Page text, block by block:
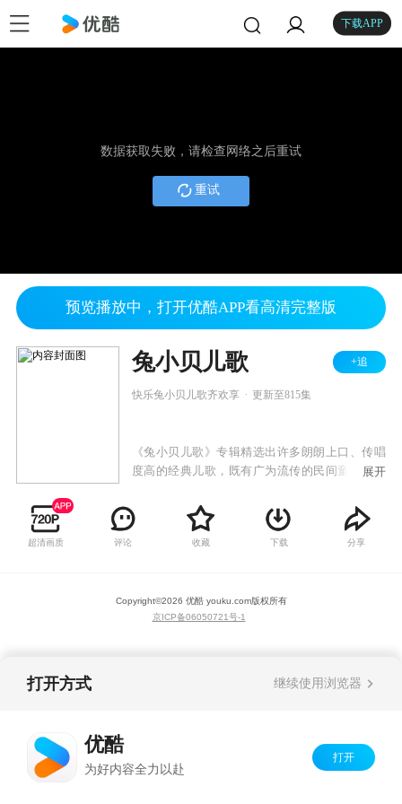
下载APP
数据获取失败，请检查网络之后重试
重试
预览播放中，打开优酷APP看高清完整版
兔小贝儿歌 +追
快乐兔小贝儿歌齐欢享 更新至815集
《兔小贝儿歌》专辑精选出许多朗朗上口、传唱
度高的经典儿歌，既有广为流传的民间童谣，也
可爱的卡通形象，通过小歌手们童稚的嗓音为大
家带来全新的儿歌世界。《兔小贝儿歌》专辑符
合当代审美、时代潮流的高品质儿歌动画，韵律
欢乐的音乐氛围，还能从歌曲中学习语言，培养
美感，启发益智，增长见识。
展开
超清画质 评论 收藏 下载 分享
Copyright©2026 优酷 youku.com版权所有
京ICP备06050721号-1
打开方式 继续使用浏览器
优酷
为好内容全力以赴
打开